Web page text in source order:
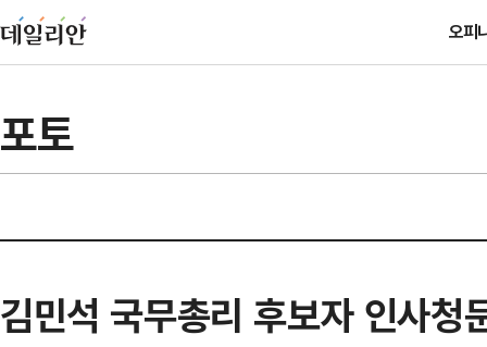
오피
포토
김민석 국무총리 후보자 인사청